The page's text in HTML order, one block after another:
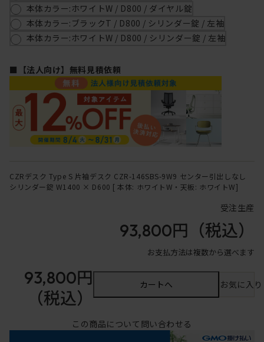
本体カラー:ホワイトW / D800 / ダイヤル錠
本体カラー:ブラックT / D800 / シリンダー錠 / 左袖
本体カラー:ホワイトW / D800 / シリンダー錠 / 左袖
■【法人向け】無料見積依頼
CZRデスク Type S 片袖デスク CZR-146SBS-9W9 センター引出しなし
シリンダー錠 W1400 × D600 [ 本体: ホワイトW・天板: ホワイトW]
受注生産
93,800円 （税込）
お支払方法は複数から選べます
93,800円
（税込）
カートへ お気に入
この商品について問い合わせる